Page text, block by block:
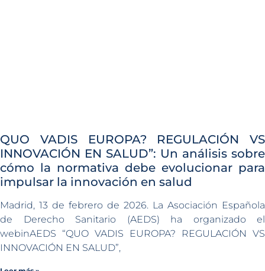
QUO VADIS EUROPA? REGULACIÓN VS
INNOVACIÓN EN SALUD”: Un análisis sobre
cómo la normativa debe evolucionar para
impulsar la innovación en salud
Madrid, 13 de febrero de 2026. La Asociación Española
de Derecho Sanitario (AEDS) ha organizado el
webinAEDS “QUO VADIS EUROPA? REGULACIÓN VS
INNOVACIÓN EN SALUD”,